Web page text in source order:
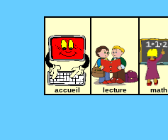
accueil lecture math